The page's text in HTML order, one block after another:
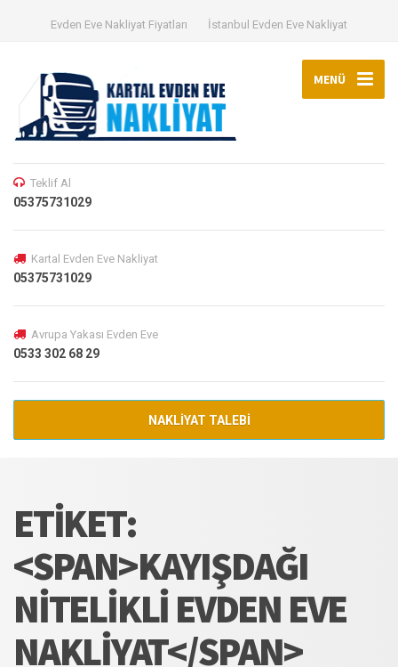
Evden Eve Nakliyat Fiyatları İstanbul Evden Eve Nakliyat
MENÜ
Teklif Al
05375731029
Kartal Evden Eve Nakliyat
05375731029
Avrupa Yakası Evden Eve
0533 302 68 29
NAKLİYAT TALEBİ
ETIKET:
<SPAN>KAYIŞDAĞI
NITELIKLI EVDEN EVE
NAKLIYAT</SPAN>